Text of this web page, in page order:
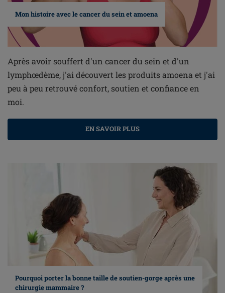
Mon histoire avec le cancer du sein et amoena
Après avoir souffert d'un cancer du sein et d'un
lymphœdème, j'ai découvert les produits amoena et j'ai
peu à peu retrouvé confort, soutien et confiance en
moi.
EN SAVOIR PLUS
Pourquoi porter la bonne taille de soutien-gorge après une
chirurgie mammaire ?